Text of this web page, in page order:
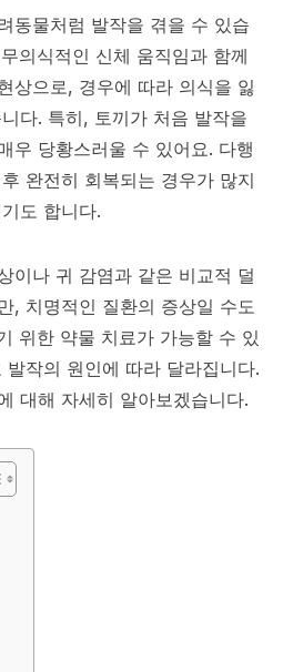
동물처럼 발작을 겪을 수 있습
의식적인 신체 움직임과 함께
상으로, 경우에 따라 의식을 잃
다. 특히, 토끼가 처음 발작을
우 당황스러울 수 있어요. 다행
완전히 회복되는 경우가 많지
도 합니다.
이나 귀 감염과 같은 비교적 덜
, 치명적인 질환의 증상일 수도
위한 약물 치료가 가능할 수 있
작의 원인에 따라 달라집니다.
대해 자세히 알아보겠습니다.